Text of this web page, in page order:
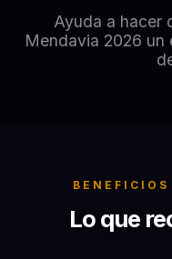
Ayuda a hacer
Mendavia 2026 un
Lo que